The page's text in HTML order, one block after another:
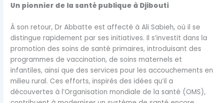
Un pionnier de la santé publique à Djibouti
À son retour, Dr Abbatte est affecté à Ali Sabieh, où il se
distingue rapidement par ses initiatives. Il s’investit dans la
promotion des soins de santé primaires, introduisant des
programmes de vaccination, de soins maternels et
infantiles, ainsi que des services pour les accouchements en
milieu rural. Ces efforts, inspirés des idées qu’il a
découvertes à l’Organisation mondiale de la santé (OMS),